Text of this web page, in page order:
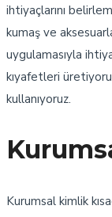
ihtiyaçlarını
kumaş ve
uygulamasıyla
kıyafetleri
kullanıyoruz.
Kurumsal kimlik